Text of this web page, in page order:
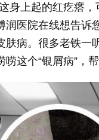
身上起的红疙瘩
润医院在线想告诉
肤病。很多老铁一
唠这个“银屑病”，